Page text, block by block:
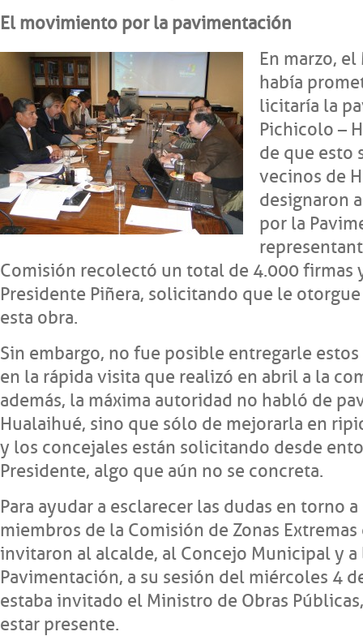
El movimiento por la pavimentación
En marzo,
había
licitaría la
Pichicolo –
de que esto
vecinos de
designaron
por la
Comisión recolectó un total de 4.000 firmas
Presidente Piñera, solicitando que le
esta obra.
Sin embargo, no fue posible entregarle
en la rápida visita que realizó en abril a la
además, la máxima autoridad no habló de
Hualaihué, sino que sólo de mejorarla en
y los concejales están solicitando desde
Presidente, algo que aún no se concreta.
Para ayudar a esclarecer las dudas en torno
miembros de la Comisión de Zonas
invitaron al alcalde, al Concejo Municipal y
Pavimentación, a su sesión del miércoles 4
estaba invitado el Ministro de Obras
estar presente.